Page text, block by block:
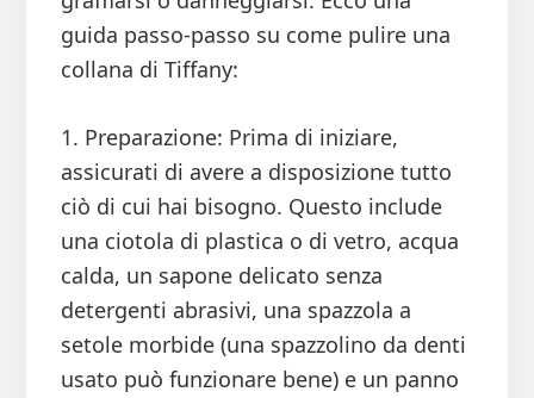
guida passo-passo su come pulire una
collana di Tiffany:
1. Preparazione: Prima di iniziare,
assicurati di avere a disposizione tutto
ciò di cui hai bisogno. Questo include
una ciotola di plastica o di vetro, acqua
calda, un sapone delicato senza
detergenti abrasivi, una spazzola a
setole morbide (una spazzolino da denti
usato può funzionare bene) e un panno